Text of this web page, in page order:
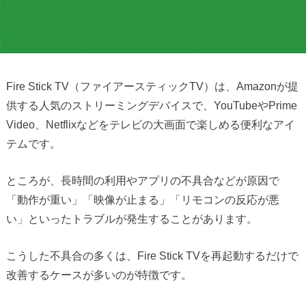
Fire Stick TV（ファイアースティックTV）は、Amazonが提
供する人気のストリーミングデバイスで、YouTubeやPrime
Video、Netflixなどをテレビの大画面で楽しめる便利なアイ
テムです。
ところが、長時間の利用やアプリの不具合などが原因で
「動作が重い」「映像が止まる」「リモコンの反応が悪
い」といったトラブルが発生することがあります。
こうした不具合の多くは、Fire Stick TVを再起動するだけで
改善するケースが多いのが特徴です。